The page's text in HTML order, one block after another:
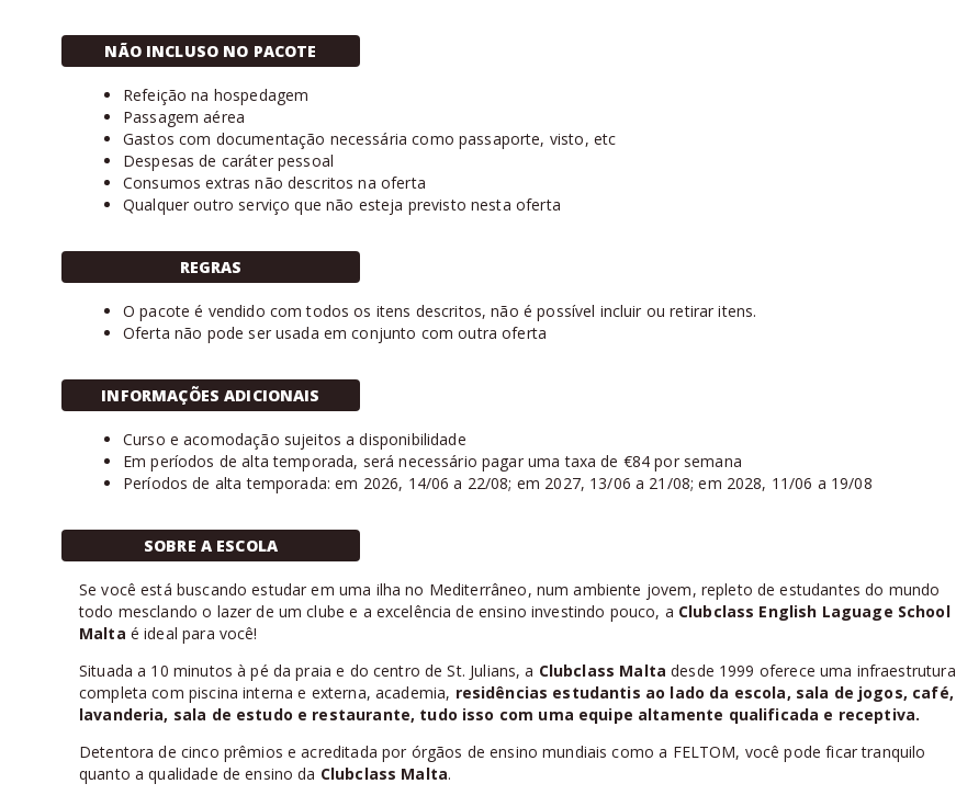
NÃO INCLUSO NO PACOTE
Refeição na hospedagem
Passagem aérea
Gastos com documentação necessária como passaporte, visto, etc
Despesas de caráter pessoal
Consumos extras não descritos na oferta
Qualquer outro serviço que não esteja previsto nesta oferta
REGRAS
O pacote é vendido com todos os itens descritos, não é possível incluir ou retirar itens.
Oferta não pode ser usada em conjunto com outra oferta
INFORMAÇÕES ADICIONAIS
Curso e acomodação sujeitos a disponibilidade
Em períodos de alta temporada, será necessário pagar uma taxa de €84 por semana
Períodos de alta temporada: em 2026, 14/06 a 22/08; em 2027, 13/06 a 21/08; em 2028, 11/06 a 19/08
SOBRE A ESCOLA
Se você está buscando estudar em uma ilha no Mediterrâneo, num ambiente jovem, repleto de estudantes do mundo
todo mesclando o lazer de um clube e a excelência de ensino investindo pouco, a Clubclass English Laguage School
Malta é ideal para você!
Situada a 10 minutos à pé da praia e do centro de St. Julians, a Clubclass Malta desde 1999 oferece uma infraestrutura
completa com piscina interna e externa, academia, residências estudantis ao lado da escola, sala de jogos, café,
lavanderia, sala de estudo e restaurante, tudo isso com uma equipe altamente qualificada e receptiva.
Detentora de cinco prêmios e acreditada por órgãos de ensino mundiais como a FELTOM, você pode ficar tranquilo
quanto a qualidade de ensino da Clubclass Malta.